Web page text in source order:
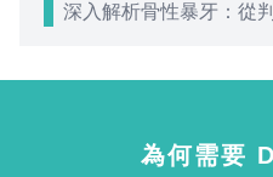
深入解析骨性暴牙：從
為何需要